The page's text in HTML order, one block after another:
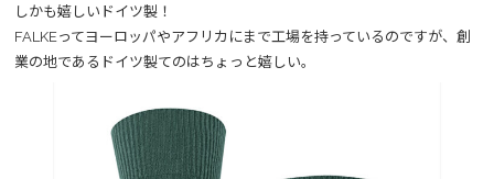
しかも嬉しいドイツ製！
FALKEってヨーロッパやアフリカにまで工場を持っているのですが、創
業の地であるドイツ製てのはちょっと嬉しい。